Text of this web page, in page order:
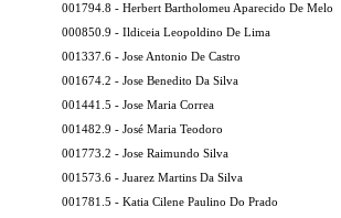
001794.8 - Herbert Bartholomeu Aparecido De Melo
000850.9 - Ildiceia Leopoldino De Lima
001337.6 - Jose Antonio De Castro
001674.2 - Jose Benedito Da Silva
001441.5 - Jose Maria Correa
001482.9 - José Maria Teodoro
001773.2 - Jose Raimundo Silva
001573.6 - Juarez Martins Da Silva
001781.5 - Katia Cilene Paulino Do Prado